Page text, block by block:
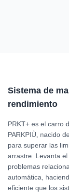
Sistema de
rendimiento
PRKT+ es el carro
PARKPIÙ, nacido
para superar las
arrastre. Levanta
problemas
automática,
eficiente que los